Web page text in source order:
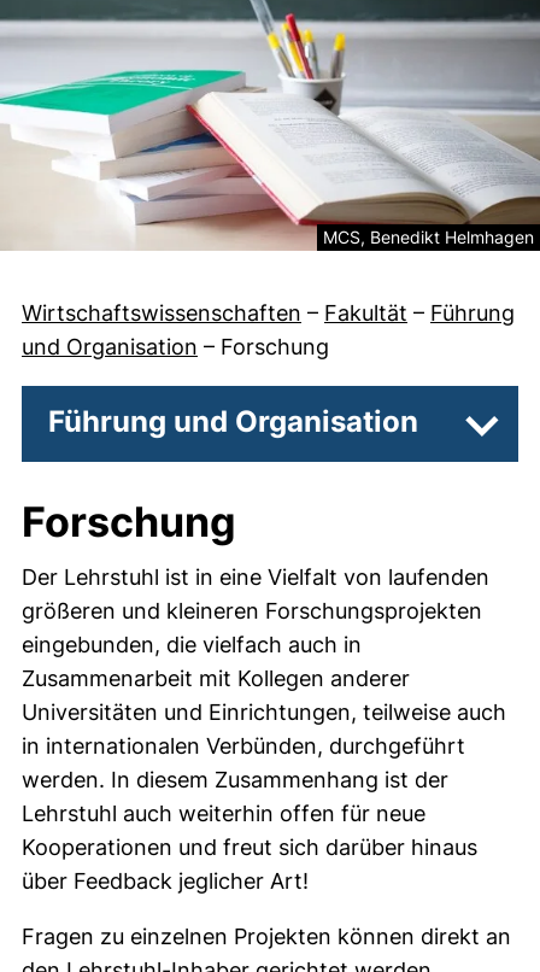
Rechtliche Information
MCS, Benedikt Helmhagen
Wirtschaftswissenschaften – Fakultät – Führung
und Organisation – Forschung
Führung und Organisation
Forschung
Der Lehrstuhl ist in eine Vielfalt von laufenden
größeren und kleineren Forschungsprojekten
eingebunden, die vielfach auch in
Zusammenarbeit mit Kollegen anderer
Universitäten und Einrichtungen, teilweise auch
in internationalen Verbünden, durchgeführt
werden. In diesem Zusammenhang ist der
Lehrstuhl auch weiterhin offen für neue
Kooperationen und freut sich darüber hinaus
über Feedback jeglicher Art!
Fragen zu einzelnen Projekten können direkt an